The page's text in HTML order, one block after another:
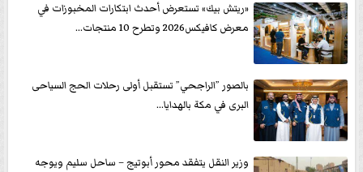
«ريتش بيك» تستعرض أحدث ابتكارات المخبوزات في
معرض كافيكس2026 وتطرح 10 منتجات...
بالصور ”الراجحي” تستقبل أولى رحلات الحج السياحى
البرى في مكة بالهدايا...
وزير النقل يتفقد محور أبوتيج – ساحل سليم ويوجه